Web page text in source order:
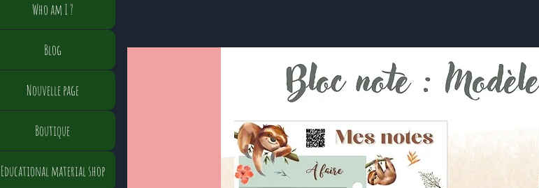
Who am I ?
Blog
Nouvelle page
Boutique
Educational material shop